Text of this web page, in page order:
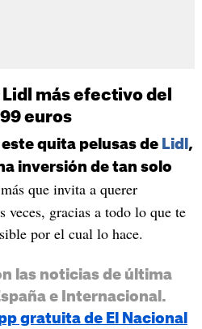
más efectivo del
euros
quita pelusas de Lidl ,
inversión de tan solo
que invita a querer
veces, gracias a todo lo que te
por el cual lo hace.
las noticias de última
e Internacional.
gratuita de El Nacional